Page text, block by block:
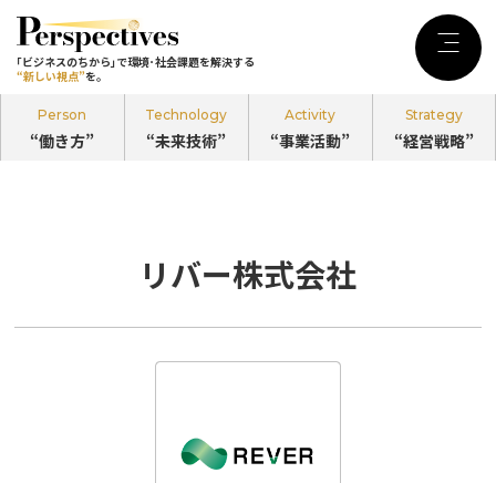
｢ビジネスのちから｣で環境･社会課題を解決する
“新しい視点”を。
Person
“働き方”
Technology
“未来技術”
Activity
“事業活動”
Strategy
“経営戦略”
記事カテゴリ
“働き方” のPerspectives
｢ビジネスのちから｣で環境･社会課題を解決する
“新しい視点”を。
リバー株式会社